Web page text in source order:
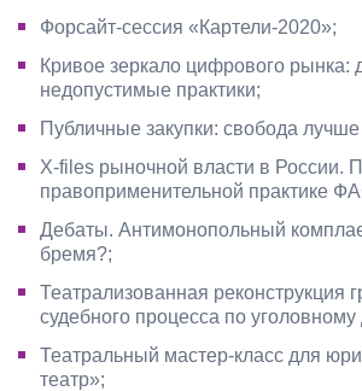
Форсайт-сессия «Картели-2020»;
Кривое зеркало цифрового рынка:
недопустимые практики;
Публичные закупки: свобода
X-files рыночной власти в России.
правоприменительной практике
Дебаты. Антимонопольный
бремя?;
Театрализованная реконструкция
судебного процесса по уголовному
Театральный мастер-класс для
театр»;